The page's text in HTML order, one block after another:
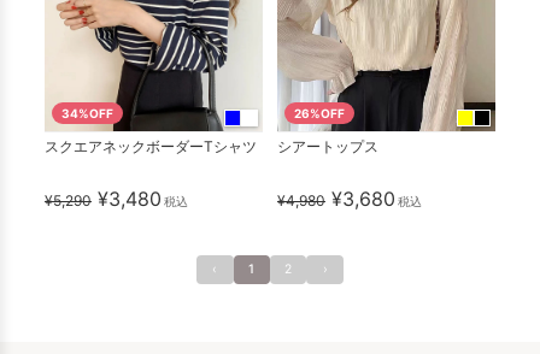
34%OFF
スクエアネックボーダーTシャツ
¥5,290 ¥3,480 税込
26%OFF
シアートップス
¥4,980 ¥3,680 税込
‹ 1 2 ›